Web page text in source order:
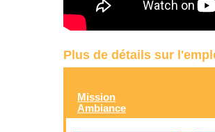
Plus de détails sur
Mission
Ambiance